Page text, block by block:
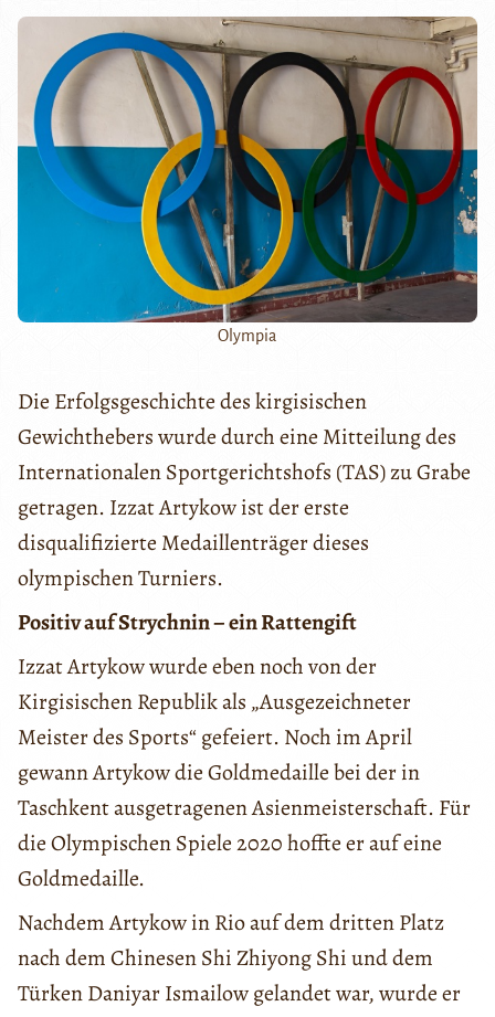
Olympia
Die Erfolgsgeschichte des kirgisischen
Gewichthebers wurde durch eine Mitteilung des
Internationalen Sportgerichtshofs (TAS) zu Grabe
getragen. Izzat Artykow ist der erste
disqualifizierte Medaillenträger dieses
olympischen Turniers.
Positiv auf Strychnin – ein Rattengift
Izzat Artykow wurde eben noch von der
Kirgisischen Republik als „Ausgezeichneter
Meister des Sports“ gefeiert. Noch im April
gewann Artykow die Goldmedaille bei der in
Taschkent ausgetragenen Asienmeisterschaft. Für
die Olympischen Spiele 2020 hoffte er auf eine
Goldmedaille.
Nachdem Artykow in Rio auf dem dritten Platz
nach dem Chinesen Shi Zhiyong Shi und dem
Türken Daniyar Ismailow gelandet war, wurde er